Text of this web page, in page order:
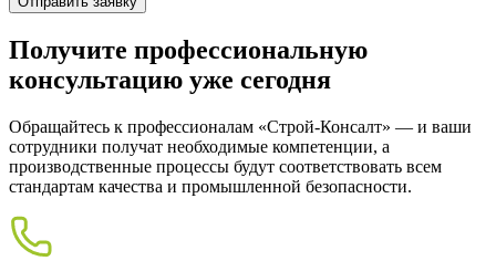
Получите профессиональную
консультацию уже сегодня
Обращайтесь к профессионалам «Строй-Консалт» — и ваши
сотрудники получат необходимые компетенции, а
производственные процессы будут соответствовать всем
стандартам качества и промышленной безопасности.